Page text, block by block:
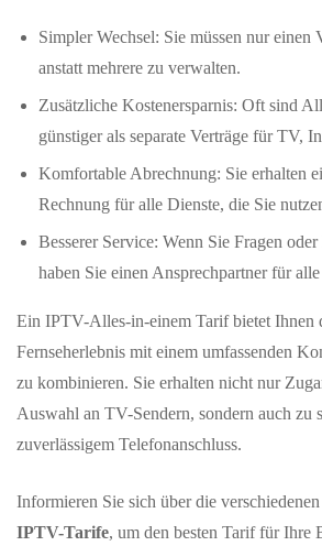
Simpler Wechsel: Sie müssen nur einen
anstatt mehrere zu verwalten.
Zusätzliche Kostenersparnis: Oft sind
günstiger als separate Verträge für TV,
Komfortable Abrechnung: Sie erhalten
Rechnung für alle Dienste, die Sie
Besserer Service: Wenn Sie Fragen
haben Sie einen Ansprechpartner für
Ein IPTV-Alles-in-einem Tarif bietet
Fernseherlebnis mit einem umfassenden
zu kombinieren. Sie erhalten nicht nur
Auswahl an TV-Sendern, sondern auch zu
zuverlässigem Telefonanschluss.
Informieren Sie sich über die
IPTV-Tarife, um den besten Tarif für Ihre